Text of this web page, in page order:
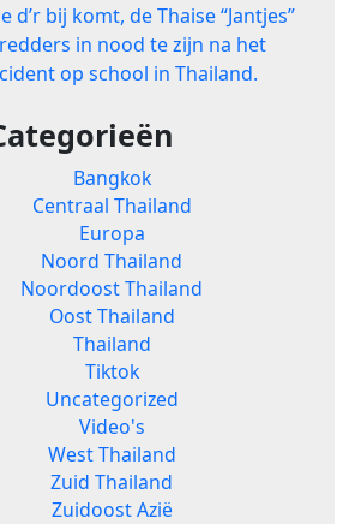
d’r bij komt, de Thaise “Jantjes”
in nood te zijn na het
op school in Thailand.
Bangkok
Centraal Thailand
Europa
Noord Thailand
Noordoost Thailand
Oost Thailand
Thailand
Tiktok
Uncategorized
Video's
West Thailand
Zuid Thailand
Zuidoost Azië